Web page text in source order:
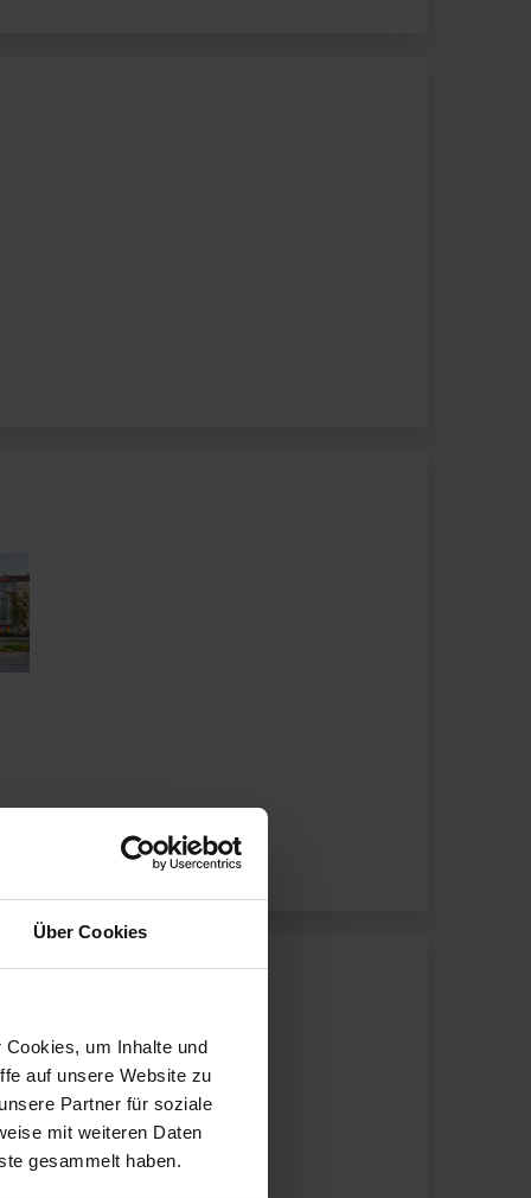
Über Cookies
um Inhalte und
auf unsere Website zu
Partner für soziale
mit weiteren Daten
gesammelt haben.